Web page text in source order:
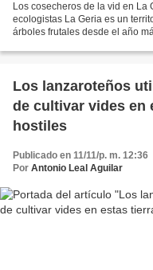
Los cosecheros de la vid en La
ecologistas La Geria es un
árboles frutales desde el año
Los lanzaroteños
de cultivar vides en
hostiles
Publicado en 11/11/p. m. 12:36
Por Antonio Leal Aguilar